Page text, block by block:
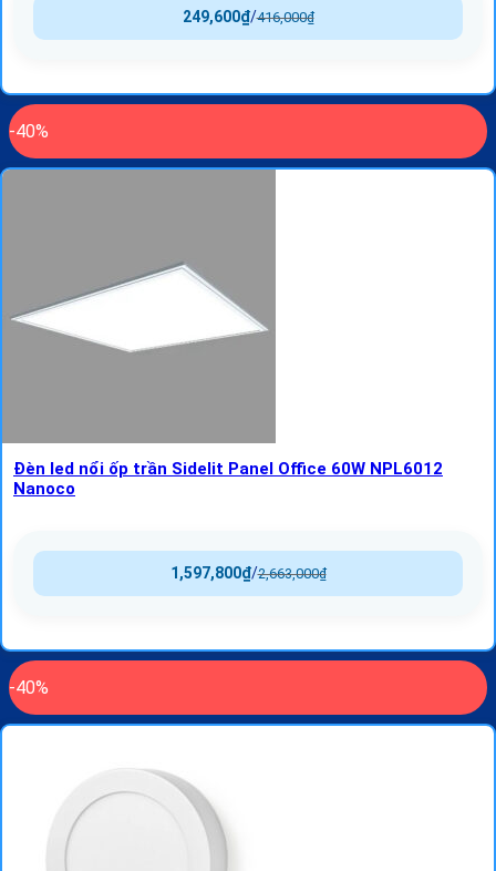
416,000₫
/
249,600₫
-40%
Đèn led nổi ốp trần Sidelit Panel Office 60W NPL6012
Nanoco
2,663,000₫
/
1,597,800₫
-40%